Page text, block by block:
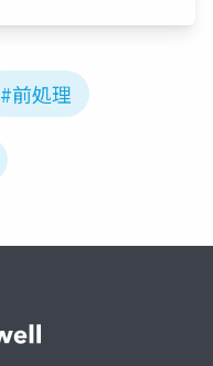
#前処理